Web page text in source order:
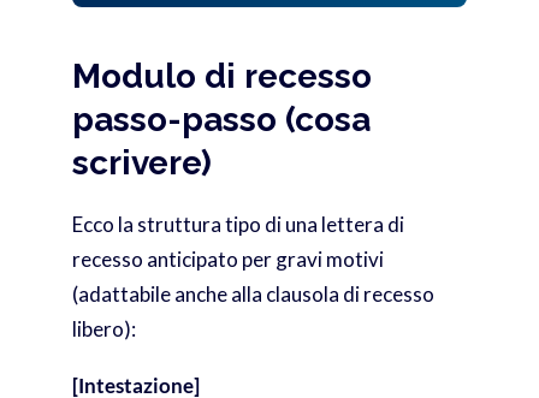
Modulo di recesso
passo-passo (cosa
scrivere)
Ecco la struttura tipo di una lettera di
recesso anticipato per gravi motivi
(adattabile anche alla clausola di recesso
libero):
[Intestazione]